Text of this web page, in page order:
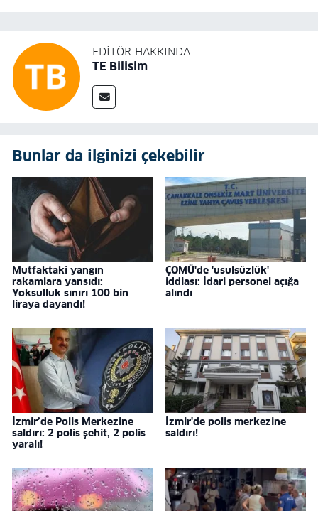
EDITÖR HAKKINDA
TE Bilisim
Bunlar da ilginizi çekebilir
Mutfaktaki yangın
rakamlara yansıdı:
Yoksulluk sınırı 100 bin
liraya dayandı!
ÇOMÜ'de 'usulsüzlük'
iddiası: İdari personel açığa
alındı
İzmir’de Polis Merkezine
saldırı: 2 polis şehit, 2 polis
yaralı!
İzmir'de polis merkezine
saldırı!